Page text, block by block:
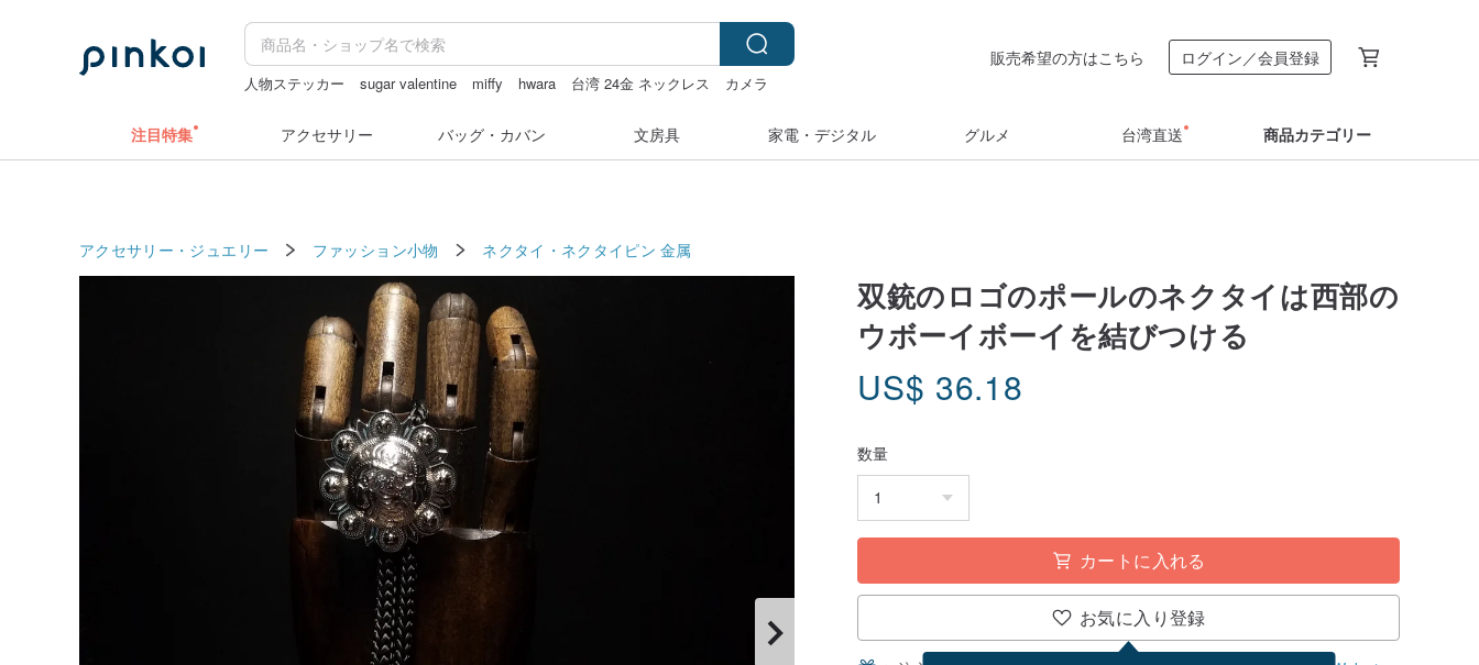
人物ステッカー sugar valentine miffy hwara 台湾 24金 ネックレス
カメラ
販売希望の方はこちら ログイン／会員登録
注目特集 アクセサリー バッグ・カバン 文房具 家電・デジタル グルメ 台湾直送 商品カテゴリー
アクセサリー・ジュエリー ファッション小物 ネクタイ・ネクタイピン 金属
双銃のロゴのポールのネクタイは西部の
ウボーイボーイを結びつける
US$ 36.18
数量
カートに入れる
お気に入り登録